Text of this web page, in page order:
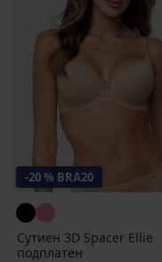
-20 % BRA20
Сутиен 3D Spacer Ellie
подплатен